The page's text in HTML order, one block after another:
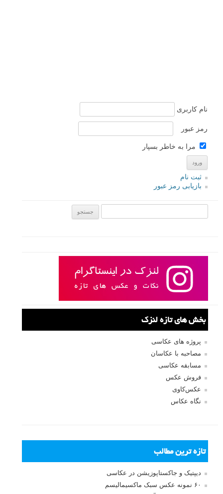
نام کاربری
رمز عبور
مرا به خاطر بسپار
ثبت نام
بازیابی رمز عبور
بخش های تازه لنزک
پروژه های عکاسی
مصاحبه با عکاسان
مسابقه عکاسی
فروش عکس
عکس‌کاوی
نگاه عکاس
تازه ترین مطالب
دیپتیک و جاکستا‌پوزیشن در عکاسی
۶۰ نمونه عکس سبک ماکسیمالیسم